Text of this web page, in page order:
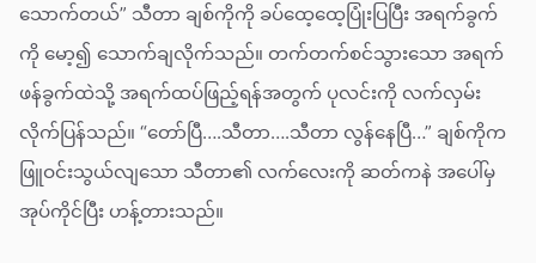
သောက်တယ်” သီတာ ချစ်ကိုကို ခပ်ထေ့ထေ့ပြုံးပြပြီး အရက်ခွက်
ကို မော့၍ သောက်ချလိုက်သည်။ တက်တက်စင်သွားသော အရက်
ဖန်ခွက်ထဲသို့ အရက်ထပ်ဖြည့်ရန်အတွက် ပုလင်းကို လက်လှမ်း
လိုက်ပြန်သည်။ “တော်ပြီ….သီတာ….သီတာ လွန်နေပြီ…” ချစ်ကိုက
ဖြူဝင်းသွယ်လျသော သီတာ၏ လက်လေးကို ဆတ်ကနဲ အပေါ်မှ
အုပ်ကိုင်ပြီး ဟန့်တားသည်။